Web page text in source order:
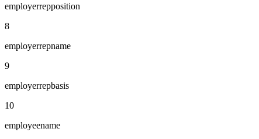
employerrepposition
8
employerrepname
9
employerrepbasis
10
employeename